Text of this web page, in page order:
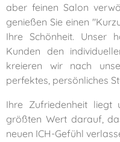
aber feinen Salon
genießen Sie einen
Ihre Schönheit. Unser
Kunden den
kreieren wir nach
perfektes, persönliches
Ihre Zufriedenheit
größten Wert darauf,
neuen ICH-Gefühl